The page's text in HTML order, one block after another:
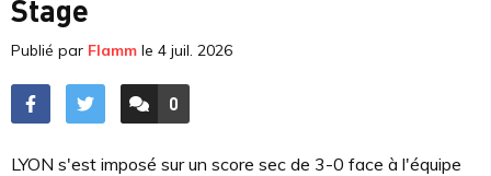
Stage
Publié par Flamm le 4 juil. 2026
ACCÉDER AUX
0
COMMENTAIRES
LYON s'est imposé sur un score sec de 3-0 face à l'équipe